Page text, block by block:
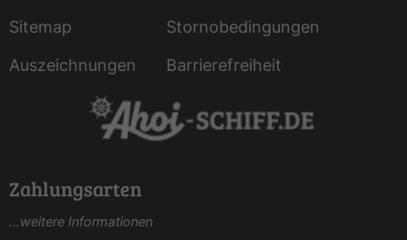
Sitemap
Stornobedingungen
Auszeichnungen
Barrierefreiheit
Zahlungsarten
...weitere Informationen